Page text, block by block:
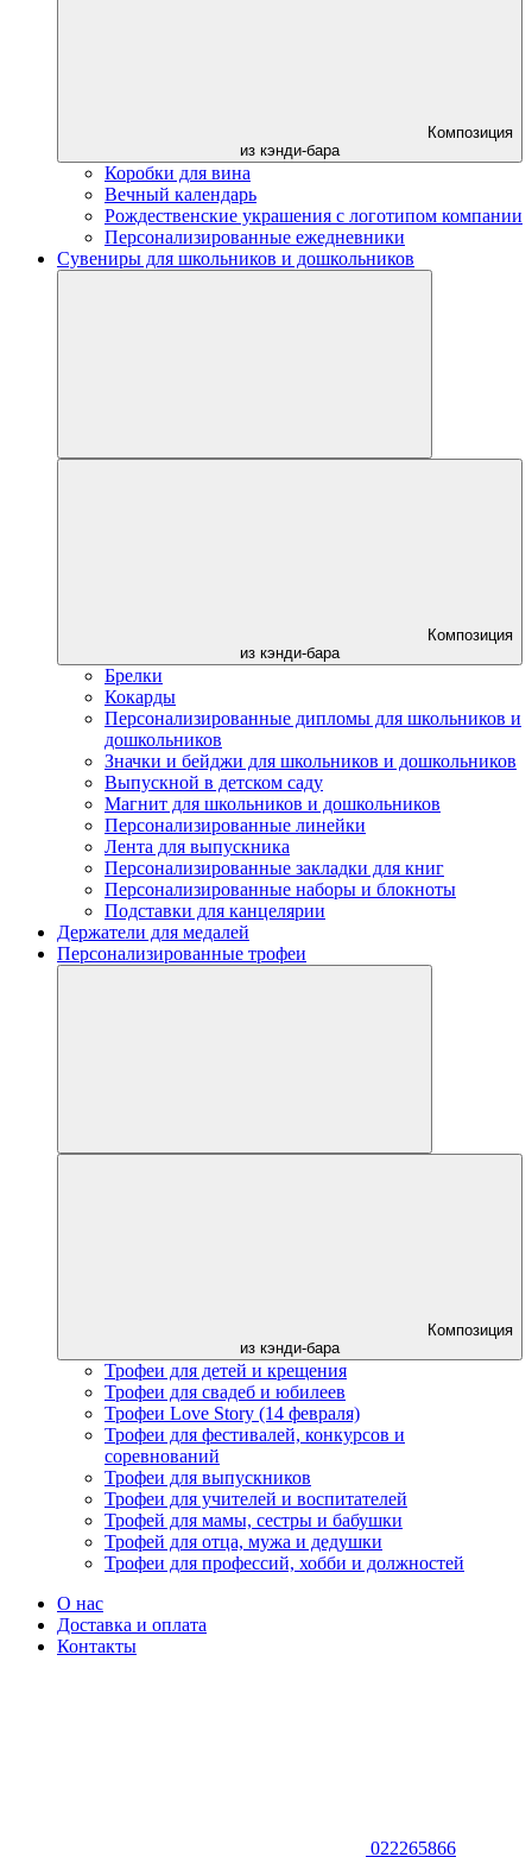
Композиция
из кэнди-бара
Коробки для вина
Вечный календарь
Рождественские украшения с логотипом компании
Персонализированные ежедневники
Сувениры для школьников и дошкольников
Композиция
из кэнди-бара
Брелки
Кокарды
Персонализированные дипломы для школьников и
дошкольников
Значки и бейджи для школьников и дошкольников
Выпускной в детском саду
Магнит для школьников и дошкольников
Персонализированные линейки
Лента для выпускника
Персонализированные закладки для книг
Персонализированные наборы и блокноты
Подставки для канцелярии
Держатели для медалей
Персонализированные трофеи
Композиция
из кэнди-бара
Трофеи для детей и крещения
Трофеи для свадеб и юбилеев
Трофеи Love Story (14 февраля)
Трофеи для фестивалей, конкурсов и
соревнований
Трофеи для выпускников
Трофеи для учителей и воспитателей
Трофей для мамы, сестры и бабушки
Трофей для отца, мужа и дедушки
Трофеи для профессий, хобби и должностей
О нас
Доставка и оплата
Контакты
022265866